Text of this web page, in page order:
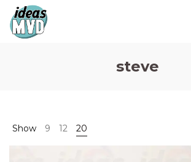
steve
Show 9 12 20